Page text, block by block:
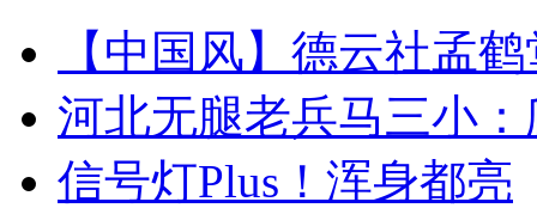
【中国风】德云社孟
河北无腿老兵马三小
信号灯Plus！浑身都亮